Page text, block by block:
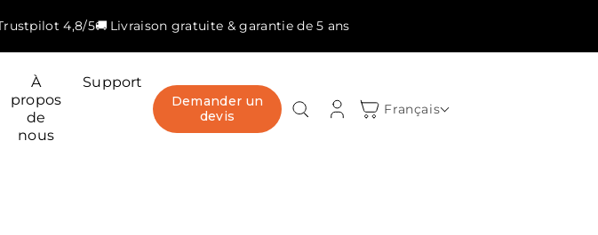
4,8/5🚚 Livraison gratuite & garantie de 5 ans
À
propos
de
nous
Support
Demander un
devis
ConnexionPanierFrançais